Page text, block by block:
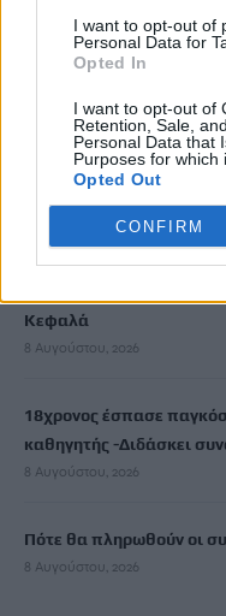
I want to opt-out of
Personal Data for
Opted In
I want to opt-out of
Retention, Sale,
Personal Data that
Purposes for which
Opted Out
CONFIRM
Άνοια: Ποια είναι τα
εγκέφαλο
8 Αυγούστου, 2026
Επίδομα €391 από τον
8 Αυγούστου, 2026
Κεφαλά
8 Αυγούστου, 2026
18χρονος έσπασε
καθηγητής -Διδάσκει
8 Αυγούστου, 2026
Πότε θα πληρωθούν οι
8 Αυγούστου, 2026